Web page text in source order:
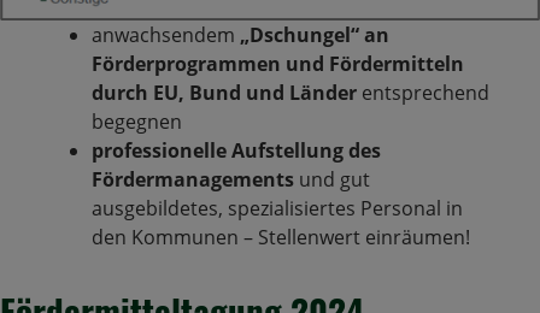
anwachsendem „Dschungel“ an
Förderprogrammen und Fördermitteln
durch EU, Bund und Länderentsprechend
begegnen
professionelle Aufstellung des
Fördermanagementsund gut
ausgebildetes, spezialisiertes Personal in
den Kommunen – Stellenwert einräumen!